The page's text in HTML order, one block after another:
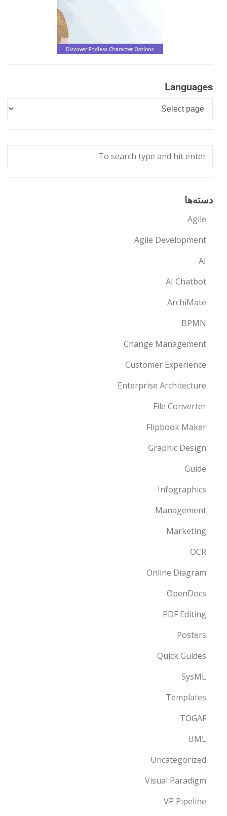
Languages
Languages
دسته‌ها
Agile
Agile Development
AI
AI Chatbot
ArchiMate
BPMN
Change Management
Customer Experience
Enterprise Architecture
File Converter
Flipbook Maker
Graphic Design
Guide
Infographics
Management
Marketing
OCR
Online Diagram
OpenDocs
PDF Editing
Posters
Quick Guides
SysML
Templates
TOGAF
UML
Uncategorized
Visual Paradigm
VP Pipeline